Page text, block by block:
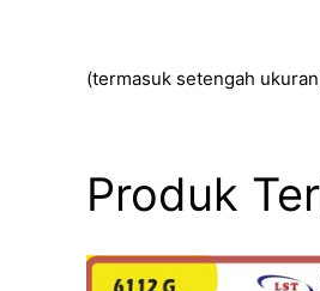
(termasuk setengah
Produk